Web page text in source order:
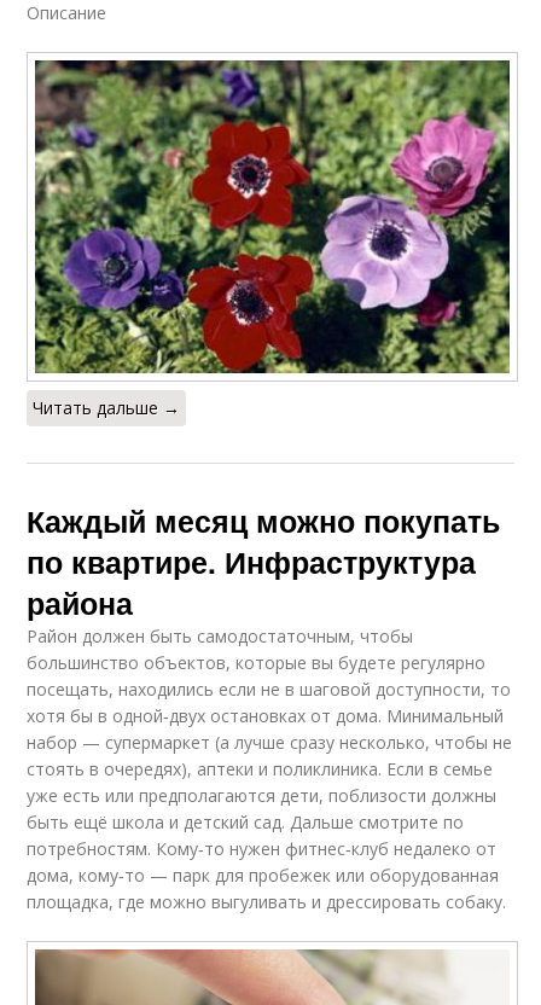
Описание
Читать дальше →
Каждый месяц можно покупать
по квартире. Инфраструктура
района
Район должен быть самодостаточным, чтобы
большинство объектов, которые вы будете регулярно
посещать, находились если не в шаговой доступности, то
хотя бы в одной‑двух остановках от дома. Минимальный
набор — супермаркет (а лучше сразу несколько, чтобы не
стоять в очередях), аптеки и поликлиника. Если в семье
уже есть или предполагаются дети, поблизости должны
быть ещё школа и детский сад. Дальше смотрите по
потребностям. Кому‑то нужен фитнес‑клуб недалеко от
дома, кому‑то — парк для пробежек или оборудованная
площадка, где можно выгуливать и дрессировать собаку.